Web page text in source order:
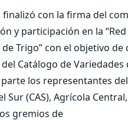
finalizó con la firma del
y participación en la
de Trigo” con el objetivo
Catálogo de Variedades
los representantes
Sur (CAS), Agrícola
gremios de